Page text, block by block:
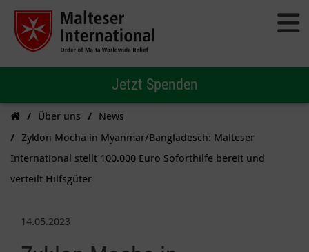
Jetzt Spenden
Über uns
News
Zyklon Mocha in Myanmar/Bangladesch: Malteser
International stellt 100.000 Euro Soforthilfe bereit und
verteilt Hilfsgüter
14.05.2023